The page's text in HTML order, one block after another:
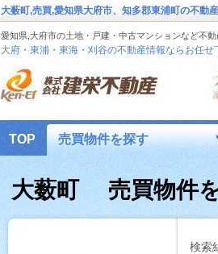
大薮町,売買,愛知県大府市、知多郡東浦町の不動
愛知県,大府市の土地・戸建・中古マンションなど不
大府・東浦・東海・刈谷の不動産情報ならお任せ
TOP 売買物件を探す
建栄不動産 個人情報保護方針
大薮町 売買物件
検索